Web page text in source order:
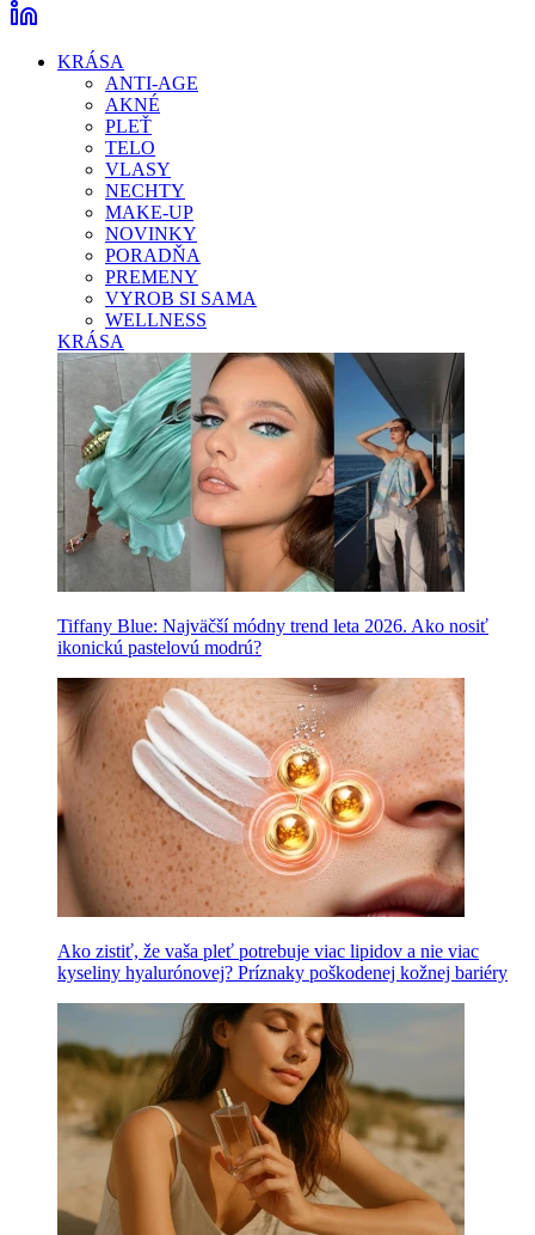
KRÁSA
ANTI-AGE
AKNÉ
PLEŤ
TELO
VLASY
NECHTY
MAKE-UP
NOVINKY
PORADŇA
PREMENY
VYROB SI SAMA
WELLNESS
KRÁSA
Tiffany Blue: Najväčší módny trend leta 2026. Ako nosiť
ikonickú pastelovú modrú?
Ako zistiť, že vaša pleť potrebuje viac lipidov a nie viac
kyseliny hyalurónovej? Príznaky poškodenej kožnej bariéry